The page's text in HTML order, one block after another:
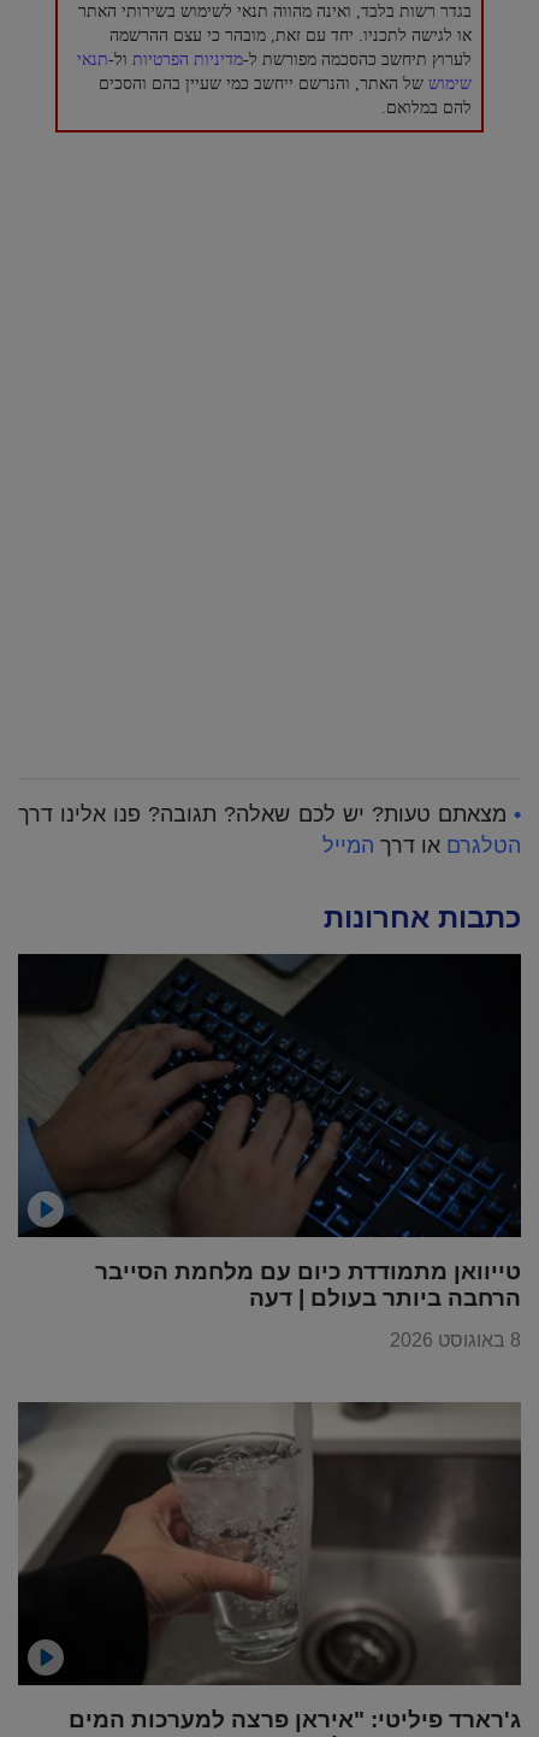
בגדר רשות בלבד, ואינה מהווה תנאי לשימוש בשירותי האתר
או לגישה לתכניו. יחד עם זאת, מובהר כי עצם ההרשמה
לערוץ תיחשב כהסכמה מפורשת ל-מדיניות הפרטיות ול-תנאי
שימוש של האתר, והנרשם ייחשב כמי שעיין בהם והסכים
להם במלואם.
• מצאתם טעות? יש לכם שאלה? תגובה? פנו אלינו דרך
הטלגרם או דרך המייל
כתבות אחרונות
טייוואן מתמודדת כיום עם מלחמת הסייבר
הרחבה ביותר בעולם | דעה
8 באוגוסט 2026
ג'רארד פיליטי: "איראן פרצה למערכות המים